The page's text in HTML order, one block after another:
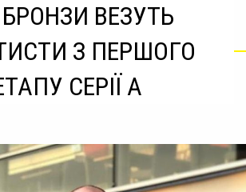
БРОНЗИ ВЕЗУТЬ
З ПЕРШОГО
СЕРІЇ А